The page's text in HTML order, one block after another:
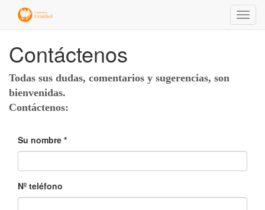
Menú
de
Contáctenos
Todas sus dudas, comentarios y sugerencias, son
bienvenidas.
Contáctenos:
Su nombre
Nº teléfono